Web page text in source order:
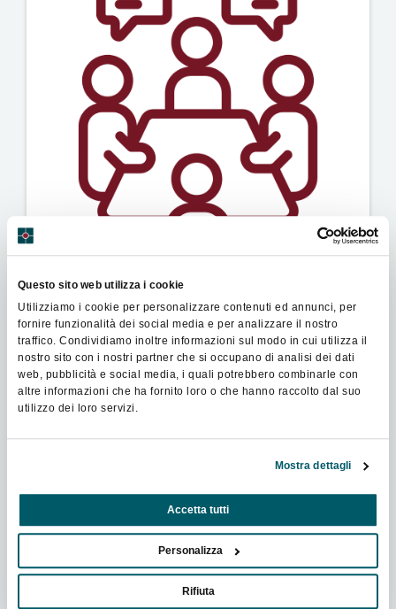
Questo sito web utilizza i cookie
Utilizziamo i cookie per personalizzare contenuti ed annunci, per
fornire funzionalità dei social media e per analizzare il nostro
traffico. Condividiamo inoltre informazioni sul modo in cui utilizza il
nostro sito con i nostri partner che si occupano di analisi dei dati
web, pubblicità e social media, i quali potrebbero combinarle con
altre informazioni che ha fornito loro o che hanno raccolto dal suo
utilizzo dei loro servizi.
Mostra dettagli
Accetta tutti
Personalizza
Rifiuta
PCCO Academy - Non è solo un affare di famiglia
Bologna, 28 gennaio 2026
Programma